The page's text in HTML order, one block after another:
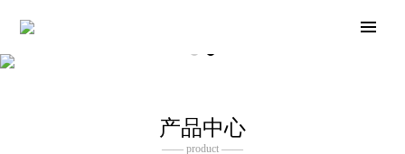
产品中心
—— product ——